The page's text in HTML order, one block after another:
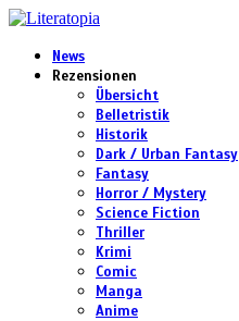
News
Rezensionen
Übersicht
Belletristik
Historik
Dark / Urban Fantasy
Fantasy
Horror / Mystery
Science Fiction
Thriller
Krimi
Comic
Manga
Anime